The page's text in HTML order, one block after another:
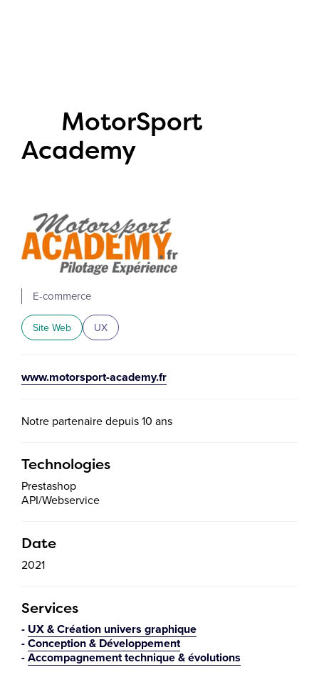
MotorSport
Academy
E-commerce
Site Web UX
www.motorsport-academy.fr
Notre partenaire depuis 10 ans
Technologies
Prestashop
API/Webservice
Date
2021
Services
UX & Création univers graphique
Conception & Développement
Accompagnement technique & évolutions